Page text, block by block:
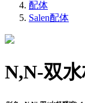
配体
Salen配体
N,N-双